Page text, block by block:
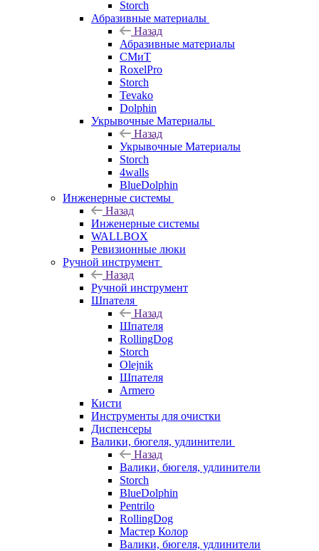
Storch
Абразивные материалы
Назад
Абразивные материалы
СМиТ
RoxelPro
Storch
Tevako
Dolphin
Укрывочные Материалы
Назад
Укрывочные Материалы
Storch
4walls
BlueDolphin
Инженерные системы
Назад
Инженерные системы
WALLBOX
Ревизионные люки
Ручной инструмент
Назад
Ручной инструмент
Шпателя
Назад
Шпателя
RollingDog
Storch
Olejnik
Шпателя
Armero
Кисти
Инструменты для очистки
Диспенсеры
Валики, бюгеля, удлинители
Назад
Валики, бюгеля, удлинители
Storch
BlueDolphin
Pentrilo
RollingDog
Мастер Колор
Валики, бюгеля, удлинители